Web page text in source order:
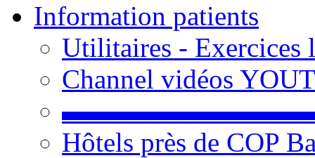
Information patients
Utilitaires - Exercices
Channel vidéos
Hôtels près de COP